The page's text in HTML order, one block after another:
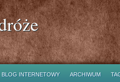
BLOG INTERNETOWY ARCHIWUM